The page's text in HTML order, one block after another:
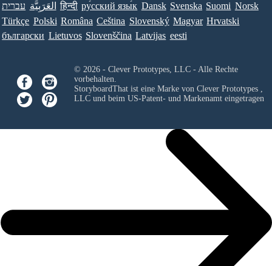
עברית العَرَبِيَّة हिन्दी ру́сский язы́к Dansk Svenska Suomi Norsk
Türkçe Polski Româna Ceština Slovenský Magyar Hrvatski
български Lietuvos Slovenščina Latvijas eesti
© 2026 - Clever Prototypes, LLC - Alle Rechte
vorbehalten.
StoryboardThat ist eine Marke von Clever Prototypes ,
LLCund beim US-Patent- und Markenamt eingetragen